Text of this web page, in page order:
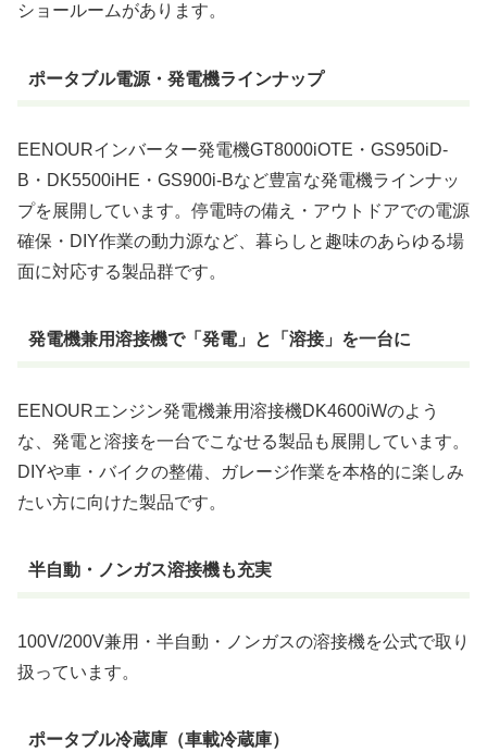
ショールームがあります。
ポータブル電源・発電機ラインナップ
EENOURインバーター発電機GT8000iOTE・GS950iD-
B・DK5500iHE・GS900i-Bなど豊富な発電機ラインナッ
プを展開しています。停電時の備え・アウトドアでの電源
確保・DIY作業の動力源など、暮らしと趣味のあらゆる場
面に対応する製品群です。
発電機兼用溶接機で「発電」と「溶接」を一台に
EENOURエンジン発電機兼用溶接機DK4600iWのよう
な、発電と溶接を一台でこなせる製品も展開しています。
DIYや車・バイクの整備、ガレージ作業を本格的に楽しみ
たい方に向けた製品です。
半自動・ノンガス溶接機も充実
100V/200V兼用・半自動・ノンガスの溶接機を公式で取り
扱っています。
ポータブル冷蔵庫（車載冷蔵庫）